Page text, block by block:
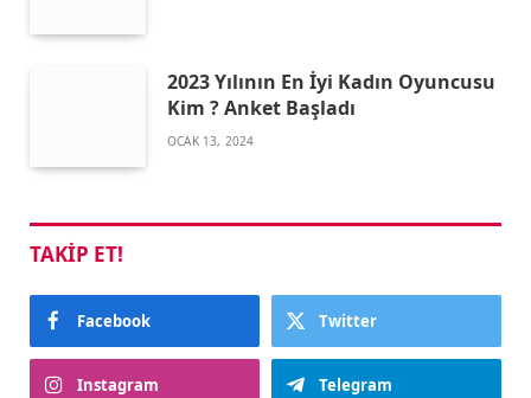
2023 Yılının En İyi Kadın Oyuncusu
Kim ? Anket Başladı
OCAK 13, 2024
TAKIP ET!
Facebook Twitter
Instagram Telegram